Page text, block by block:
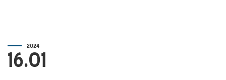
2024
16.01